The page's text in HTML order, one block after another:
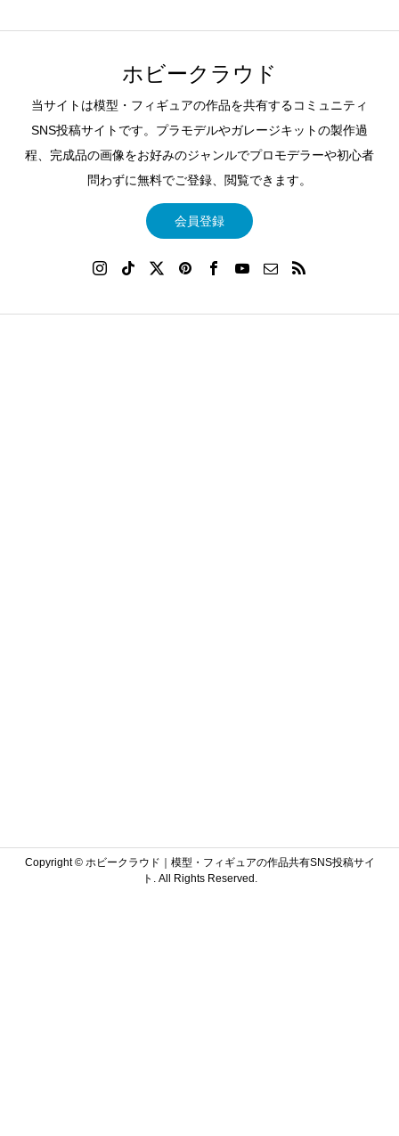
ホビークラウド
当サイトは模型・フィギュアの作品を共有するコミュニティ
SNS投稿サイトです。プラモデルやガレージキットの製作過
程、完成品の画像をお好みのジャンルでプロモデラーや初心者
問わずに無料でご登録、閲覧できます。
会員登録
Copyright ©ホビークラウド｜模型・フィギュアの作品共有SNS投稿サイ
ト. All Rights Reserved.